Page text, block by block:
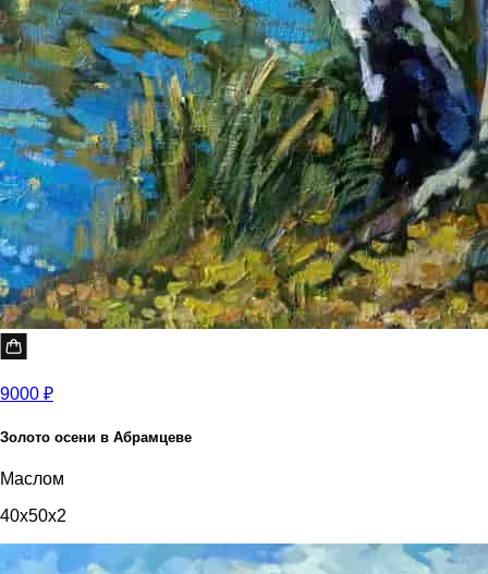
9000 ₽
Золото осени в Абрамцеве
Маслом
40x50x2